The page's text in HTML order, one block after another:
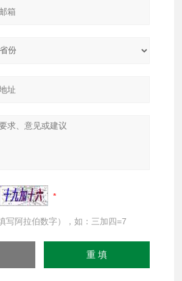
写阿拉伯数字），如：三加四=7